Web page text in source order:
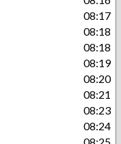
08:17
08:18
08:18
08:19
08:20
08:21
08:23
08:24